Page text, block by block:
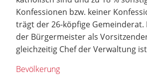
Konfessionen bzw. keiner
trägt der 26-köpfige
der Bürgermeister als
gleichzeitig Chef der Verwaltung
Bevölkerung